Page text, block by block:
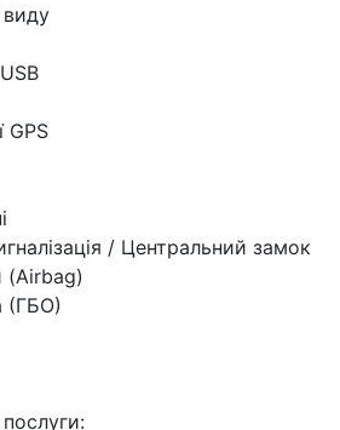
GPS
/ Центральний замок
(Airbag)
(ГБО)